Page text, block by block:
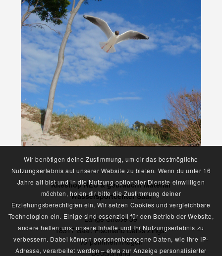
Kiteshop NEU & gebraucht Material
Wassersportcenter Saal
Lange Straße 39
18317 Saal, Fischland Darss Zingst
Vorpommern/Rügen
Deutschland
Wir benötigen deine Zustimmung, um dir das bestmögliche
Nutzungserlebnis auf unserer Website zu bieten. Wenn du unter 16
Jahre alt bist und in die Nutzung optionaler Dienste einwilligen
möchten, holen dir bitte die Zustimmung deiner
Erziehungsberechtigten ein. Wir setzen Cookies und vergleichbare
Technologien ein. Einige sind essenziell für den Betrieb der Website,
andere helfen uns, unsere Inhalte und Ihr Nutzungserlebnis zu
verbessern. Dabei können personenbezogene Daten, wie Ihre IP-
Adresse, verarbeitet werden – etwa zur Anzeige personalisierter